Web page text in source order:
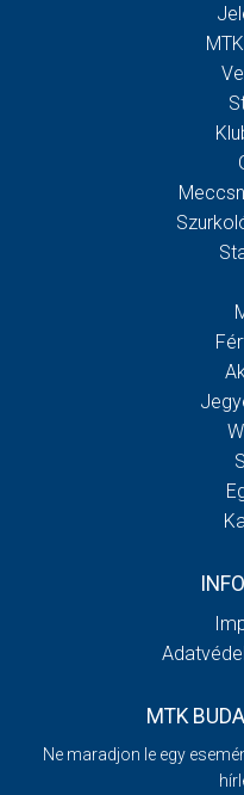
MTK
Ne maradjon le egy